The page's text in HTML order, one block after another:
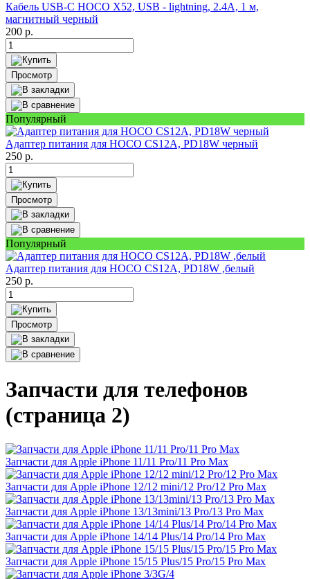
Кабель USB-C HOCO X52, USB - lightning, 2.4A, 1 м,
магнитный черный
200 р.
Просмотр
Популярный
Адаптер питания для HOCO CS12A, PD18W черный
250 р.
Просмотр
Популярный
Адаптер питания для HOCO CS12A, PD18W ,белый
250 р.
Просмотр
Запчасти для телефонов
(страница 2)
Запчасти для Apple iPhone 11/11 Pro/11 Pro Max
Запчасти для Apple iPhone 12/12 mini/12 Pro/12 Pro Max
Запчасти для Apple iPhone 13/13mini/13 Pro/13 Pro Max
Запчасти для Apple iPhone 14/14 Plus/14 Pro/14 Pro Max
Запчасти для Apple iPhone 15/15 Plus/15 Pro/15 Pro Max